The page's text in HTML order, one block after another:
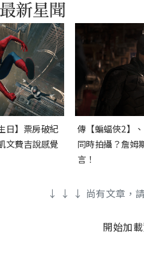
日】票房破紀
文費吉說感覺
傳【蝙蝠俠2】、
同時拍攝？詹姆
言！
↓ ↓ ↓ 尚有文章，
開始加